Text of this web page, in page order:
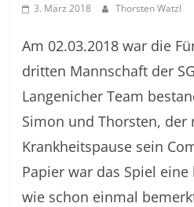
3. März 2018 Thorsten Watzl
Am 02.03.2018 war die
dritten Mannschaft der
Langenicher Team
Simon und Thorsten, der
Krankheitspause sein
Papier war das Spiel eine
wie schon einmal